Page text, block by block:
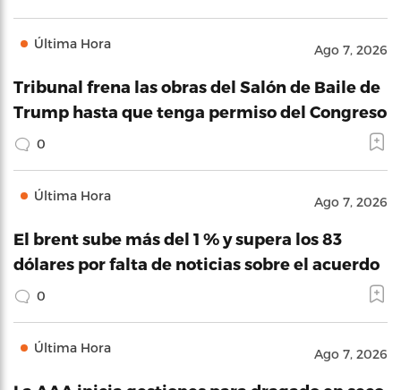
Última Hora Ago 7, 2026
Tribunal frena las obras del Salón de Baile de
Trump hasta que tenga permiso del Congreso
0
Última Hora Ago 7, 2026
El brent sube más del 1 % y supera los 83
dólares por falta de noticias sobre el acuerdo
0
Última Hora Ago 7, 2026